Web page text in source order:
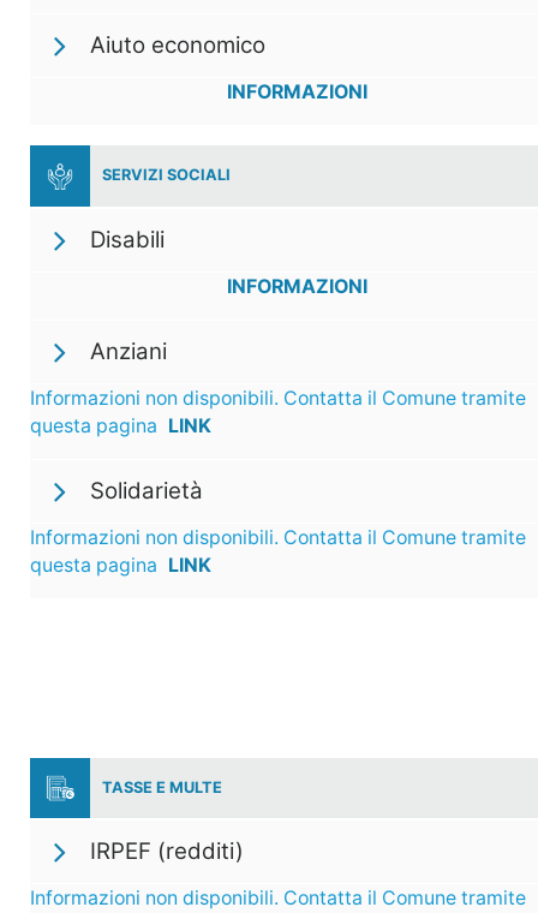
Aiuto economico
INFORMAZIONI
SERVIZI SOCIALI
Disabili
INFORMAZIONI
Anziani
Informazioni non disponibili. Contatta il Comune tramite
questa pagina LINK
Solidarietà
Informazioni non disponibili. Contatta il Comune tramite
questa pagina LINK
TASSE E MULTE
IRPEF (redditi)
Informazioni non disponibili. Contatta il Comune tramite